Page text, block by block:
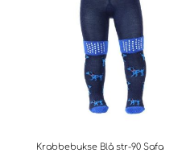
Krabbebukse Blå str-90 Safa